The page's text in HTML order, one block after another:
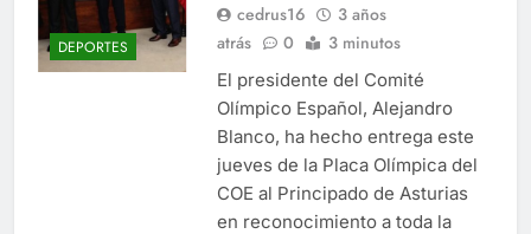
DEPORTES
cedrus16
3 años
atrás
0 3 minutos
El presidente del Comité
Olímpico Español, Alejandro
Blanco, ha hecho entrega este
jueves de la Placa Olímpica del
COE al Principado de Asturias
en reconocimiento a toda la